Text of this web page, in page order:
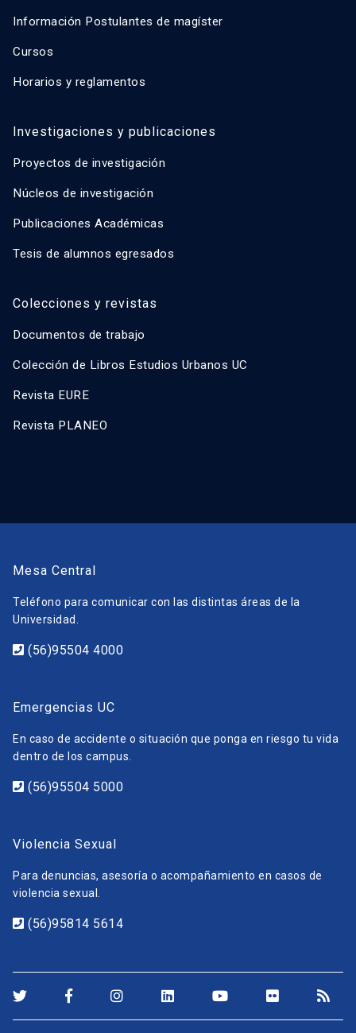
Información Postulantes de magíster
Cursos
Horarios y reglamentos
Investigaciones y publicaciones
Proyectos de investigación
Núcleos de investigación
Publicaciones Académicas
Tesis de alumnos egresados
Colecciones y revistas
Documentos de trabajo
Colección de Libros Estudios Urbanos UC
Revista EURE
Revista PLANEO
Mesa Central
Teléfono para comunicar con las distintas áreas de la
Universidad.
(56)95504 4000
Emergencias UC
En caso de accidente o situación que ponga en riesgo tu vida
dentro de los campus.
(56)95504 5000
Violencia Sexual
Para denuncias, asesoría o acompañamiento en casos de
violencia sexual.
(56)95814 5614